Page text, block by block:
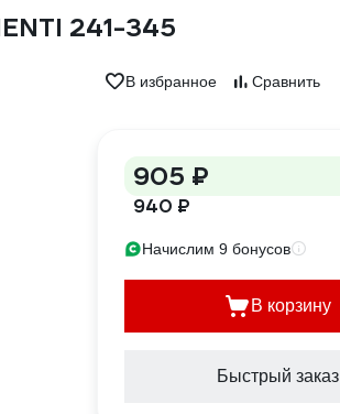
241-345
В избранное Сравнить
905 ₽
940 ₽
Начислим 9 бонусов
В корзину
Быстрый заказ